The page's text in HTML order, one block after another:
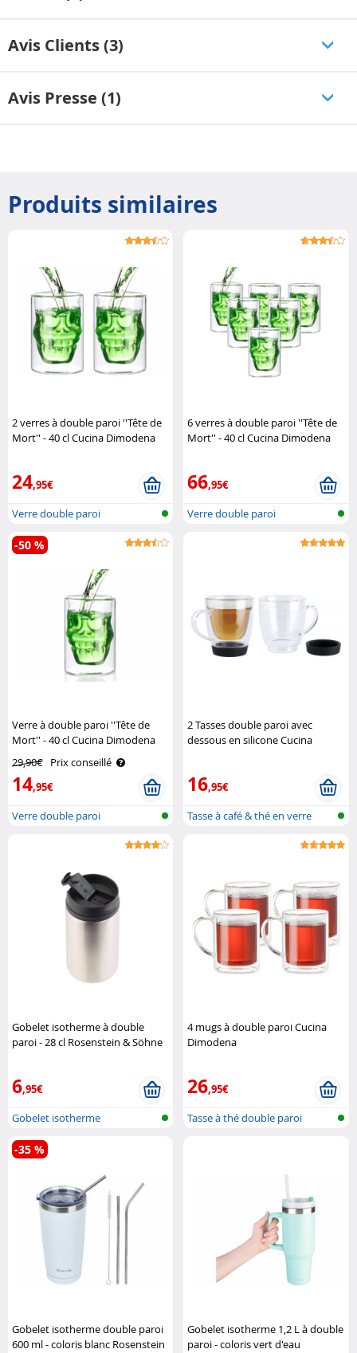
Avis Clients (3)
Avis Presse (1)
Produits similaires
2 verres à double paroi ''Tête de
Mort'' - 40 cl Cucina Dimodena
24,95€
Verre double paroi
6 verres à double paroi ''Tête de
Mort'' - 40 cl Cucina Dimodena
66,95€
Verre double paroi
Verre à double paroi ''Tête de
Mort'' - 40 cl Cucina Dimodena
29,90€ Prix conseillé
14,95€
-50 %
Verre double paroi
2 Tasses double paroi avec
dessous en silicone Cucina
16,95€
Tasse à café & thé en verre
Gobelet isotherme à double
paroi - 28 cl Rosenstein & Söhne
6,95€
Gobelet isotherme
4 mugs à double paroi Cucina
Dimodena
26,95€
Tasse à thé double paroi
Gobelet isotherme double paroi
600 ml - coloris blanc Rosenstein
-35 %
Gobelet isotherme 1,2 L à double
paroi - coloris vert d'eau